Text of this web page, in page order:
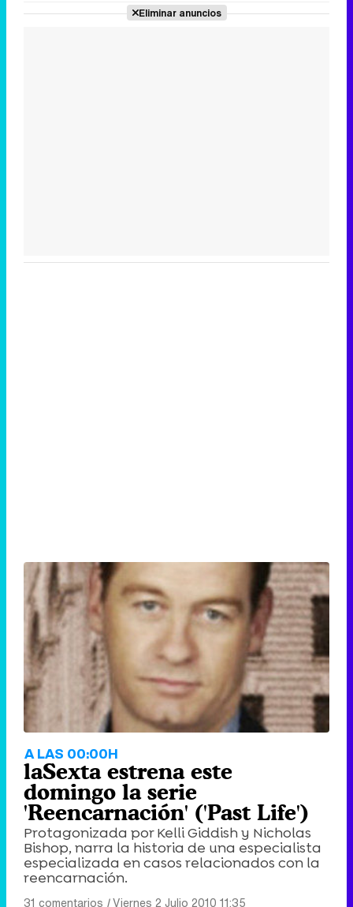
Eliminar anuncios
A LAS 00:00H
laSexta estrena este
domingo la serie
'Reencarnación' ('Past Life')
Protagonizada por Kelli Giddish y Nicholas
Bishop, narra la historia de una especialista
especializada en casos relacionados con la
reencarnación.
31 comentarios |Viernes 2 Julio 2010 11:35